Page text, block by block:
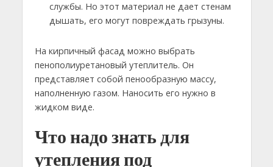
службы. Но этот материал не дает стенам
дышать, его могут повреждать грызуны.
На кирпичный фасад можно выбрать
пенополиуретановый утеплитель. Он
представляет собой пенообразную массу,
наполненную газом. Наносить его нужно в
жидком виде.
Что надо знать для
утепления под